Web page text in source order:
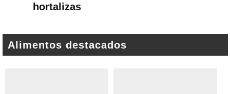
hortalizas
Alimentos destacados